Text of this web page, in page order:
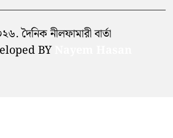
দৈনিক নীলফামারী বার্তা
BY